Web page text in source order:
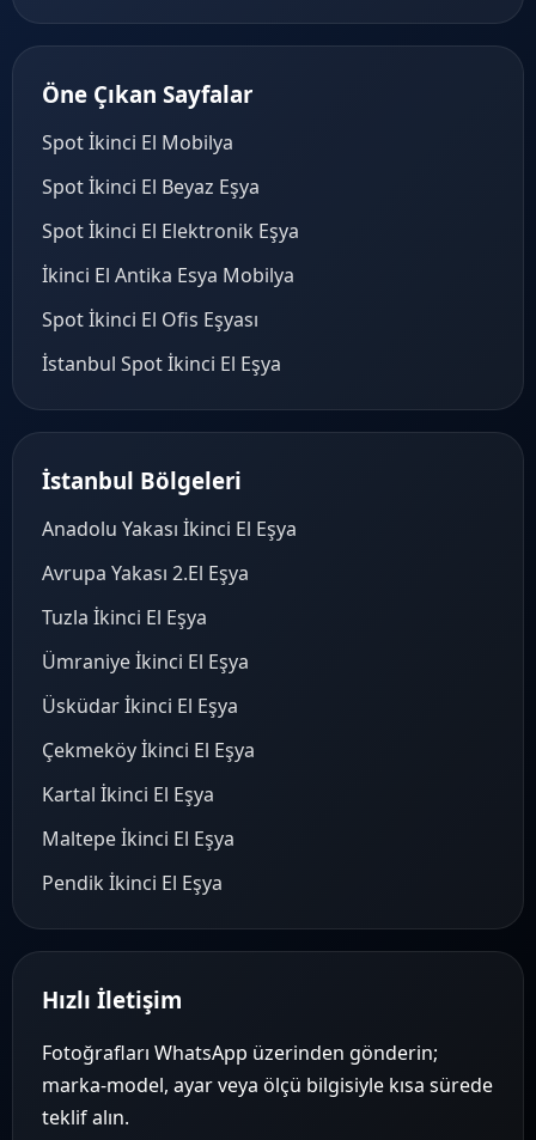
Öne Çıkan Sayfalar
Spot İkinci El Mobilya
Spot İkinci El Beyaz Eşya
Spot İkinci El Elektronik Eşya
İkinci El Antika Esya Mobilya
Spot İkinci El Ofis Eşyası
İstanbul Spot İkinci El Eşya
İstanbul Bölgeleri
Anadolu Yakası İkinci El Eşya
Avrupa Yakası 2.El Eşya
Tuzla İkinci El Eşya
Ümraniye İkinci El Eşya
Üsküdar İkinci El Eşya
Çekmeköy İkinci El Eşya
Kartal İkinci El Eşya
Maltepe İkinci El Eşya
Pendik İkinci El Eşya
Hızlı İletişim
Fotoğrafları WhatsApp üzerinden gönderin;
marka-model, ayar veya ölçü bilgisiyle kısa sürede
teklif alın.